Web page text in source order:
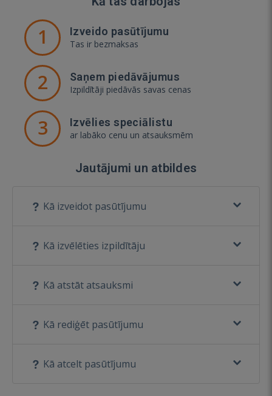
1 Izveido pasūtījumu
Tas ir bezmaksas
2 Saņem piedāvājumus
Izpildītāji piedāvās savas cenas
3 Izvēlies speciālistu
ar labāko cenu un atsauksmēm
Jautājumi un atbildes
Kā izveidot pasūtījumu
Kā izvēlēties izpildītāju
Kā atstāt atsauksmi
Kā rediģēt pasūtījumu
Kā atcelt pasūtījumu